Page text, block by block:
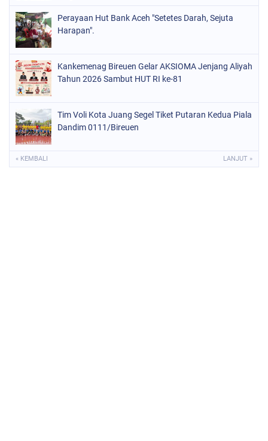
Perayaan Hut Bank Aceh "Setetes Darah, Sejuta
Harapan".
Kankemenag Bireuen Gelar AKSIOMA Jenjang Aliyah
Tahun 2026 Sambut HUT RI ke-81
Tim Voli Kota Juang Segel Tiket Putaran Kedua Piala
Dandim 0111/Bireuen
« KEMBALI LANJUT »